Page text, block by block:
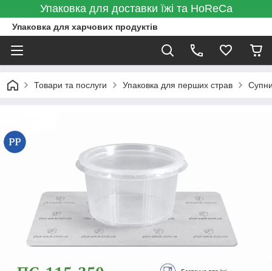
Упаковка для доставки їжі та HoReCa
Упаковка для харчових продуктів
Товари та послуги Упаковка для перших страв